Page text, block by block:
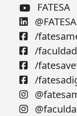
FATESA
@FATESA
/
/
/
/